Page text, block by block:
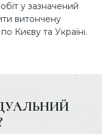
у зазначений
витончену
Києву та Україні.